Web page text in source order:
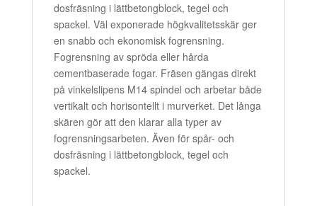
dosfräsning i lättbetongblock, tegel och
spackel. Väl exponerade högkvalitetsskär ger
en snabb och ekonomisk fogrensning.
Fogrensning av spröda eller hårda
cementbaserade fogar. Fräsen gängas direkt
på vinkelslipens M14 spindel och arbetar både
vertikalt och horisontellt i murverket. Det långa
skären gör att den klarar alla typer av
fogrensningsarbeten. Även för spår- och
dosfräsning i lättbetongblock, tegel och
spackel.